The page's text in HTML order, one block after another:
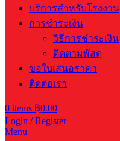
บริการสำหรับโรงงาน
การชำระเงิน
วิธีการชำระเงิน
ติดตามพัสดุ
ขอใบเสนอราคา
ติดต่อเรา
0 items ฿0.00
Login / Register
Menu